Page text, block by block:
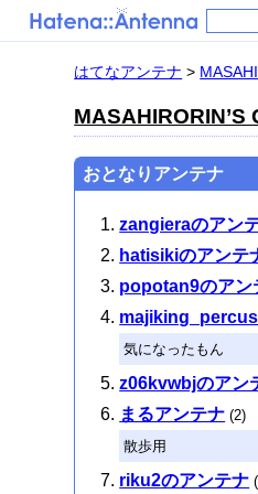
はてなアンテナ >
MASAHIRORIN’S
おとなりアンテナ
zangieraのアン
hatisikiのアンテ
popotan9のアン
気になったもん
z06kvwbjのアン
まるアンテナ (2)
散歩用
riku2のアンテナ